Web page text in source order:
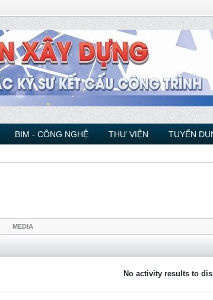
BIM - CÔNG NGHỆ THƯ VIỆN TUYỂN
MEDIA
No activity results to